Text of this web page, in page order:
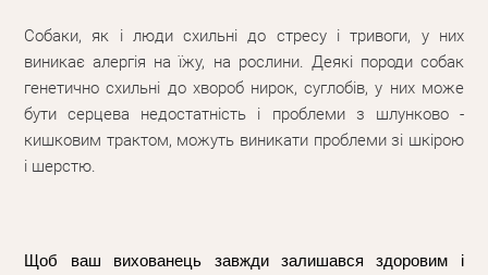
Собаки, як і люди схильні до стресу і тривоги, у них
виникає алергія на їжу, на рослини. Деякі породи собак
генетично схильні до хвороб нирок, суглобів, у них може
бути серцева недостатність і проблеми з шлунково -
кишковим трактом, можуть виникати проблеми зі шкірою
і шерстю.
Щоб ваш вихованець завжди залишався здоровим і